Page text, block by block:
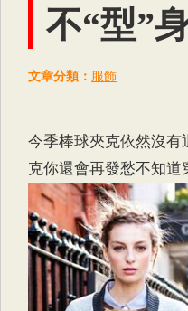
不“型”
文章分類： 服飾
今季棒球夾克依然沒
克你還會再發愁不知